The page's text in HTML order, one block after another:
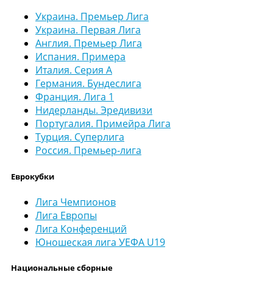
Украина. Премьер Лига
Украина. Первая Лига
Англия. Премьер Лига
Испания. Примера
Италия. Серия А
Германия. Бундеслига
Франция. Лига 1
Нидерланды. Эредивизи
Португалия. Примейра Лига
Турция. Суперлига
Россия. Премьер-лига
Еврокубки
Лига Чемпионов
Лига Европы
Лига Конференций
Юношеская лига УЕФА U19
Национальные сборные